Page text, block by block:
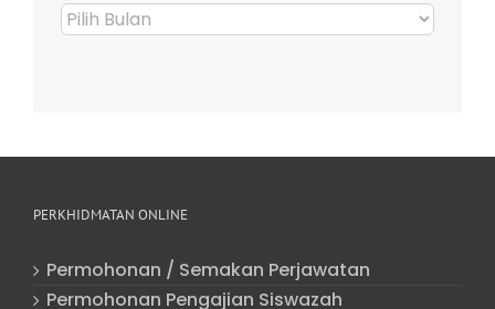
Arkib
Berita
PERKHIDMATAN ONLINE
Permohonan / Semakan Perjawatan
Permohonan Pengajian Siswazah